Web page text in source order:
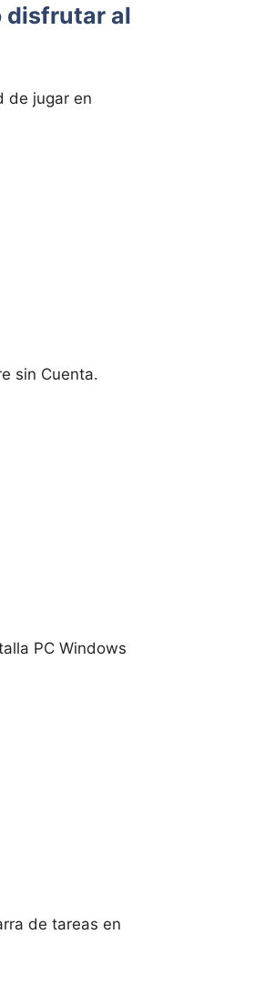
disfrutar al
de jugar en
sin Cuenta.
PC Windows
de tareas ⁣en